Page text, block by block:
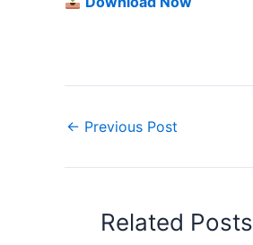
← Previous Post
Related Posts